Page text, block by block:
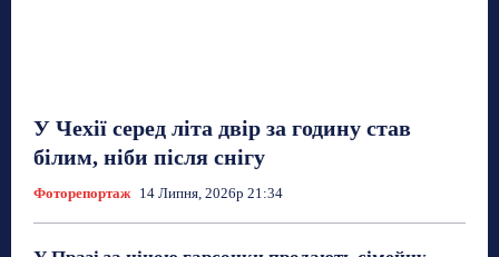
У Чехії серед літа двір за годину став
білим, ніби після снігу
Фоторепортаж 14 Липня, 2026р 21:34